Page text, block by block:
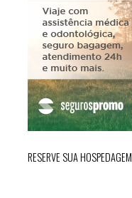
RESERVE SUA HOSPEDAGEM